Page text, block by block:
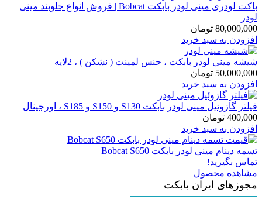
باکت لودری مینی لودر بابکت Bobcat | فروش انواع جلوبند مینی
لودر
80,000,000 تومان
افزودن به سبد خرید
شیشه مینی لودر بابکت ، جنس لمینت ( نشکن ) ، 2لایه
50,000,000 تومان
افزودن به سبد خرید
فیلتر گازوئیل مینی لودر بابکت S130 و S150 و S185 ، اورجینال
400,000 تومان
افزودن به سبد خرید
تسمه دینام مینی لودر بابکت Bobcat S650
تماس بگیرید!
مشاهده محصول
مجوزهای ایران بابکت